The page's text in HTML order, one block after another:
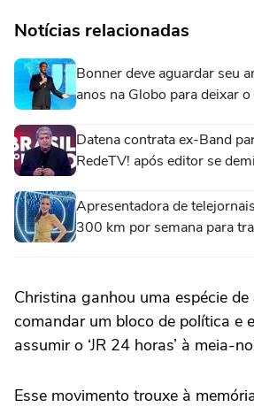
Notícias relacionadas
Bonner deve aguardar seu
anos na Globo para deixar o
Datena contrata ex-Band
RedeTV! após editor se
Apresentadora de
300 km por semana para
Christina ganhou uma espécie
comandar um bloco de política e
assumir o ‘JR 24 horas’ à meia-
Esse movimento trouxe à